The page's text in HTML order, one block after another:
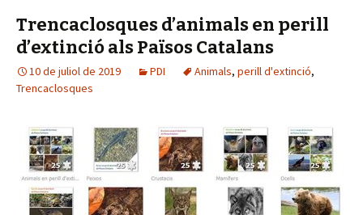
o
k
ar
te
ix
Trencaclosques d’animals en perill
d’extinció als Països Catalans
10 de juliol de 2019 PDI Animals, perill d'extinció,
Trencaclosques